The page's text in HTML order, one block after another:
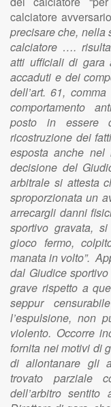
calciatore
precisare che, nella
calciatore ….
atti ufficiali di gara
accaduti e dei
dell’art. 61,
comportamento
posto in essere
ricostruzione dei
esposta anche nel
decisione del
arbitrale si attesta
sproporzionata un
arrecargli danni
sportivo gravata,
gioco fermo,
manata in volto”.
dal Giudice
grave rispetto a
seppur
l’espulsione, non
violento. Occorre
fornita nei motivi di
di allontanare gli
trovato parziale
dell’arbitro